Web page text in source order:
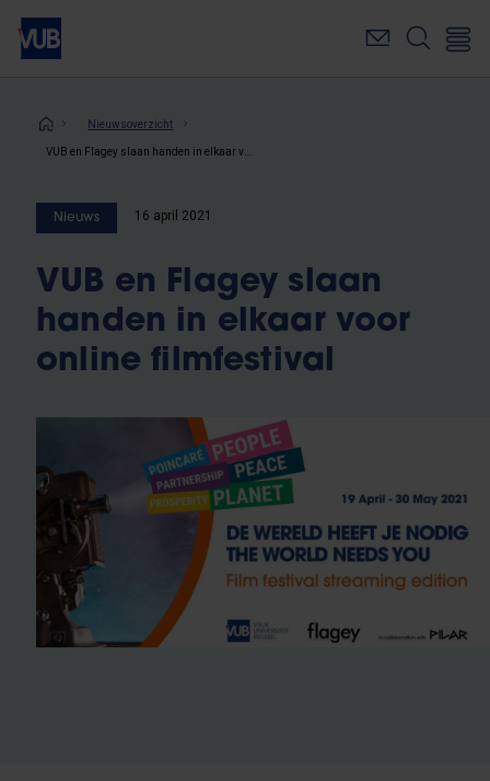
Overslaan
naar
inhoudKruimelpad
Nieuwsoverzicht
Nieuws 16 april 2021
VUB en Flagey slaan
handen in elkaar voor
online filmfestival